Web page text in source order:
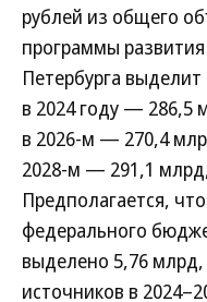
рублей из общего
программы
Петербурга
в 2024 году — 286,5
в 2026-м — 270,4
2028-м — 291,1
Предполагается,
федерального
выделено 5,76
источников в